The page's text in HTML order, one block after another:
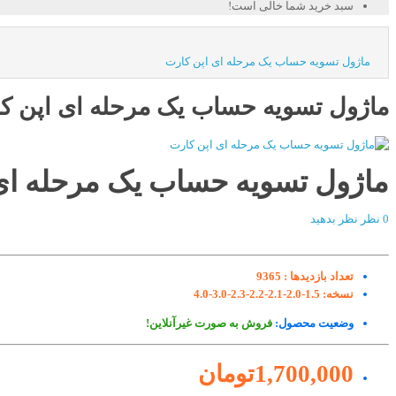
سبد خرید شما خالی است!
ماژول تسویه حساب یک مرحله ای اپن کارت
ماژول تسویه حساب یک مرحله ای اپن
ماژول تسویه حساب یک مرحله
0 نظر نظر بدهید
تعداد بازدیدها : 9365
نسخه: 1.5-2.0-2.1-2.2-2.3-3.0-4.0
وضعیت محصول: فروش به صورت غیرآنلاین!
1,700,000تومان